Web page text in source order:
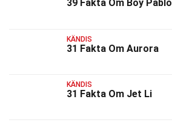
39 Fakta Om Boy Pablo
KÄNDIS
31 Fakta Om Aurora
KÄNDIS
31 Fakta Om Jet Li